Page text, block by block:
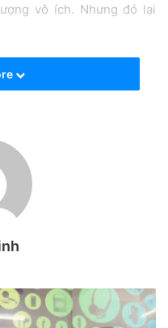
vô ích. Nhưng đó lại
thông thường, có lẽ cách
số của nhà mạng, còn với
lọc các tin nhắn rác
trong máy và bạn có thể